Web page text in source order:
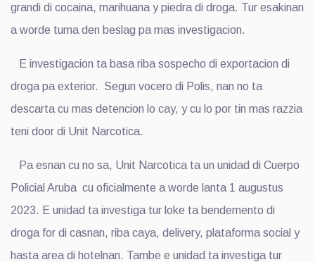
grandi di cocaina, marihuana y piedra di droga. Tur esakinan
a worde tuma den beslag pa mas investigacion.
E investigacion ta basa riba sospecho di exportacion di
droga pa exterior. Segun vocero di Polis, nan no ta
descarta cu mas detencion lo cay, y cu lo por tin mas razzia
teni door di Unit Narcotica.
Pa esnan cu no sa, Unit Narcotica ta un unidad di Cuerpo
Policial Aruba cu oficialmente a worde lanta 1 augustus
2023. E unidad ta investiga tur loke ta bendemento di
droga for di casnan, riba caya, delivery, plataforma social y
hasta area di hotelnan. Tambe e unidad ta investiga tur